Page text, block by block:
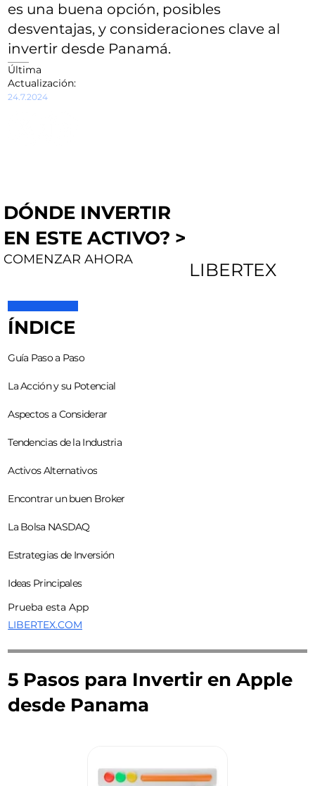
es una buena opción, posibles
desventajas, y consideraciones clave al
invertir desde Panamá.
Última
Actualización:
24.7.2024
DÓNDE INVERTIR
EN ESTE ACTIVO? >
COMENZAR AHORA
LIBERTEX
ÍNDICE
Guía Paso a Paso
La Acción y su Potencial
Aspectos a Considerar
Tendencias de la Industria
Activos Alternativos
Encontrar un buen Broker
La Bolsa NASDAQ
Estrategias de Inversión
Ideas Principales
Prueba esta App
LIBERTEX.COM
5 Pasos para Invertir en Apple
desde Panama